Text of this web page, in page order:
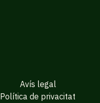
Avís legal
Política de privacitat